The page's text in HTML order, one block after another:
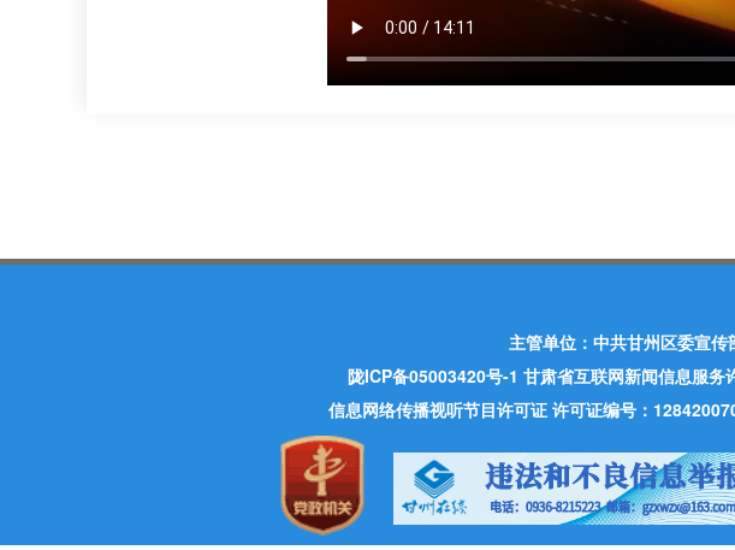
主管单位：中共甘州区委宣
陇ICP备05003420号-1 甘肃省互联网新闻信息服
信息网络传播视听节目许可证 许可证编号：